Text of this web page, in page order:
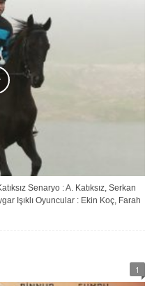
Senaryo : A. Katıksız, Serkan
Işıklı Oyuncular : Ekin Koç, Farah
1